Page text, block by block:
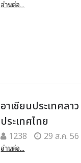
อ่านต่อ...
อาเซียนประเทศลา
ประเทศไทย
1238 29 ส.ค. 56
อ่านต่อ...